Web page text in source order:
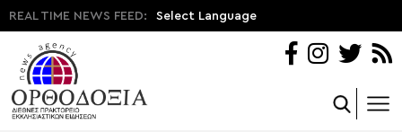
REAL TIME NEWS FEED: Select Language